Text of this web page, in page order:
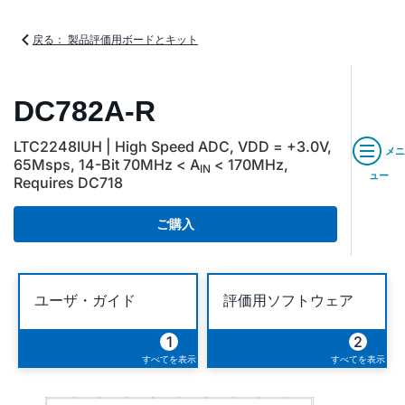
戻る： 製品評価用ボードとキット
DC782A-R
LTC2248IUH | High Speed ADC, VDD = +3.0V,
65Msps, 14-Bit 70MHz < AIN < 170MHz,
Requires DC718
ご購入
メニ
ュー
ユーザ・ガイド
1
すべてを表示
評価用ソフトウェア
2
すべてを表示